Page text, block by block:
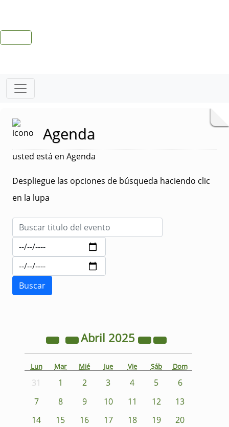
Agenda
usted está en Agenda
Despliegue las opciones de búsqueda haciendo clic
en la lupa
Abril 2025
Lun Mar Mié Jue Vie Sáb Dom
31 1 2 3 4 5
6
7
8 9 10 11 12
13
14
15 16 17 18 19
20